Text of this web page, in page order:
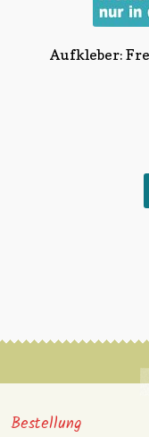
Aufkleber:
Bestellung